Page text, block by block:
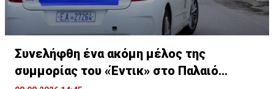
Συνελήφθη ένα ακόμη μέλος της
συμμορίας του «Έντικ» στο Παλαιό